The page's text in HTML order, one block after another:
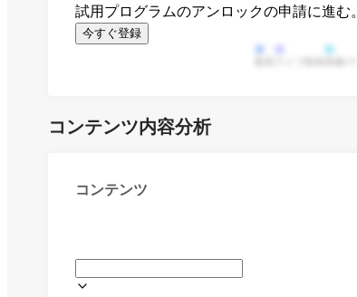
試用プログラムのアンロックの申請に進む。
今すぐ登録
コンテンツ内容分析
コンテンツ